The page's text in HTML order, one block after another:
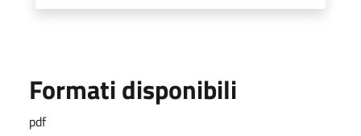
Formati disponibili
pdf